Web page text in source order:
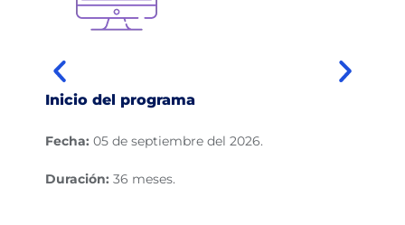
Inicio del programa
Fecha: 05 de septiembre del 2026.
Duración:36 meses.